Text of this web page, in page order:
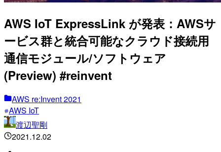
AWS IoT ExpressLink が発表：AWSサ
ービス群と統合可能なクラウド接続用
通信モジュール/ソフトウェア
(Preview) #reinvent
AWS re:Invent 2021
AWS IoT
渡辺聖剛
2021.12.02